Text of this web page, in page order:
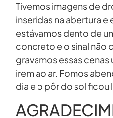
Tivemos imagens de
inseridas na abertura
estávamos dento de
concreto e o sinal não
gravamos essas
irem ao ar. Fomos
dia e o pôr do sol ficou